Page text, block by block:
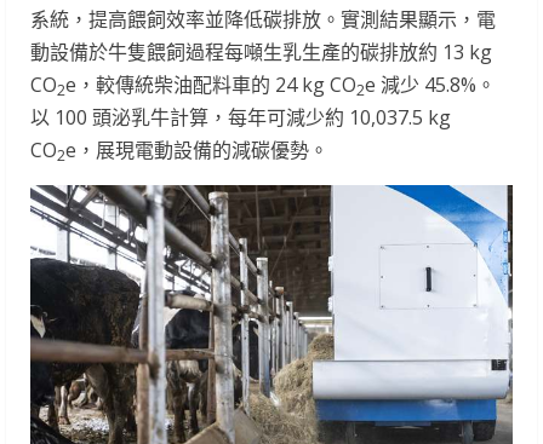
系統，提高餵飼效率並降低碳排放。實測結果顯示，電
動設備於牛隻餵飼過程每噸生乳生產的碳排放約 13 kg
CO2e，較傳統柴油配料車的 24 kg CO2e 減少 45.8%。
以 100 頭泌乳牛計算，每年可減少約 10,037.5 kg
CO2e，展現電動設備的減碳優勢。